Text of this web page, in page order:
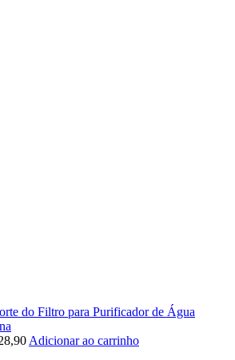
do Filtro para Purificador de Água
Adicionar ao carrinho